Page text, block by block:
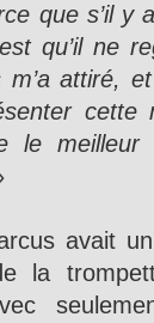
que s’il y
qu’il ne
m’a attiré,
cette
le meilleur
avait
la